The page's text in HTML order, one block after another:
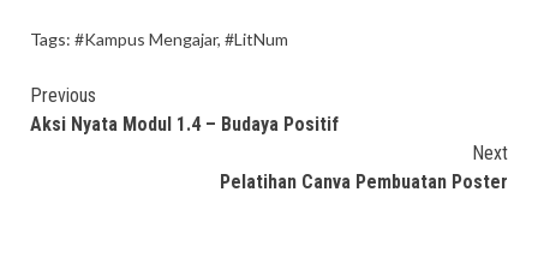
Tags: #Kampus Mengajar, #LitNum
Continue
Reading
Previous
Aksi Nyata Modul 1.4 – Budaya Positif
Next
Pelatihan Canva Pembuatan Poster